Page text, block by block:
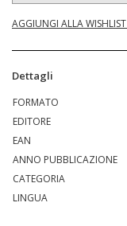
AGGIUNGI ALLA WISHLIST
Dettagli
FORMATO
EDITORE
EAN
ANNO PUBBLICAZIONE
CATEGORIA
LINGUA